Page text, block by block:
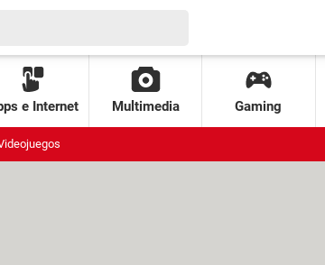
e Internet Multimedia Gaming